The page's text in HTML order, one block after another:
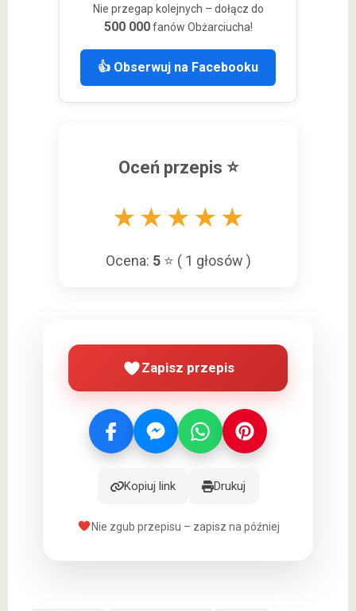
Nie przegap kolejnych – dołącz do
500 000fanów Obżarciucha!
👍 Obserwuj na Facebooku
Oceń przepis ⭐
★ ★ ★ ★ ★
Ocena: 5⭐ ( 1 głosów )
Zapisz przepis
Kopiuj link Drukuj
Nie zgub przepisu – zapisz na później